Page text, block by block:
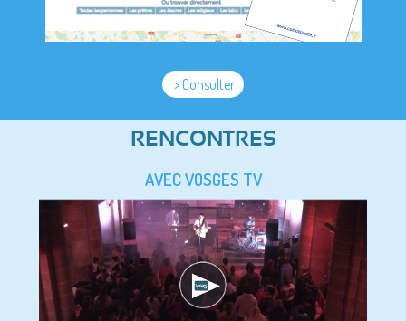
> Consulter
RENCONTRES
AVEC VOSGES TV